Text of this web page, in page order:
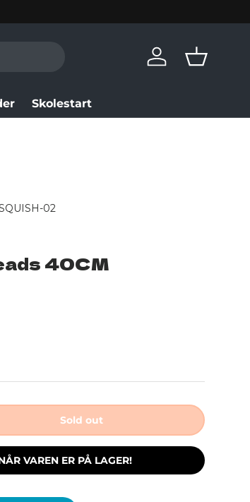
Log in Basket
Skolestart
02
40CM
Sold out
VAREN ER PÅ LAGER!